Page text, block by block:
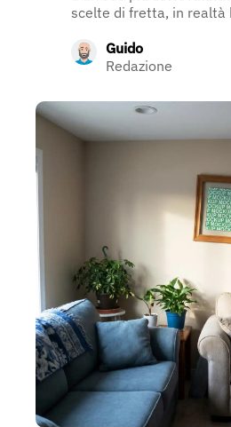
scelte di fretta, in realtà
Guido
Redazione